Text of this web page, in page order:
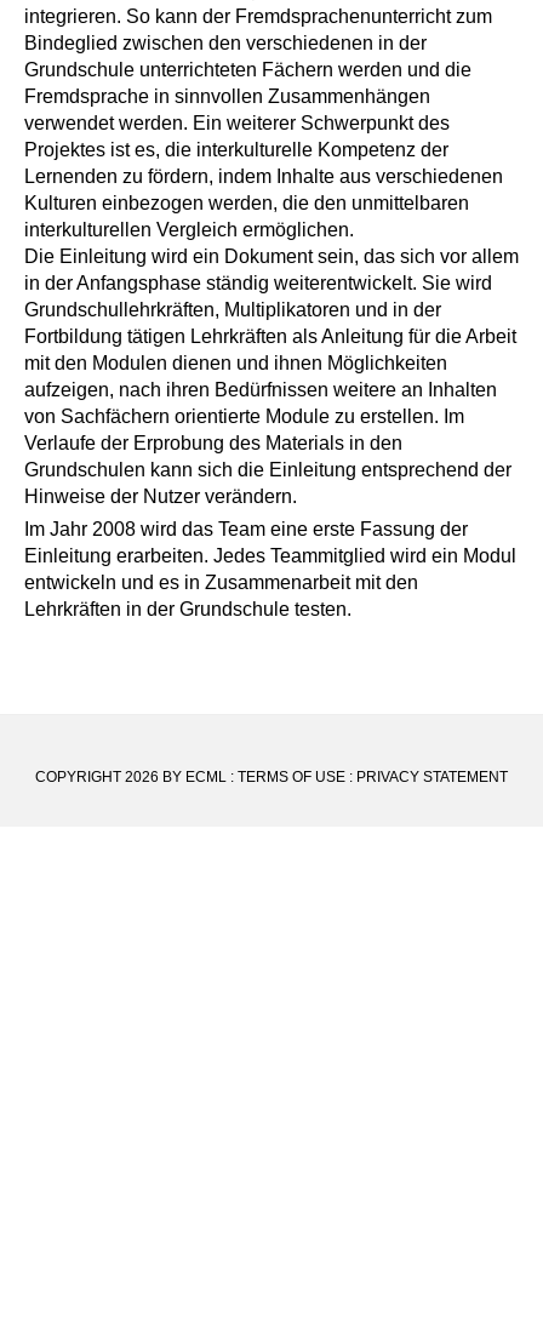
integrieren. So kann der Fremdsprachenunterricht zum
Bindeglied zwischen den verschiedenen in der
Grundschule unterrichteten Fächern werden und die
Fremdsprache in sinnvollen Zusammenhängen
verwendet werden. Ein weiterer Schwerpunkt des
Projektes ist es, die interkulturelle Kompetenz der
Lernenden zu fördern, indem Inhalte aus verschiedenen
Kulturen einbezogen werden, die den unmittelbaren
interkulturellen Vergleich ermöglichen.
Die Einleitung wird ein Dokument sein, das sich vor allem
in der Anfangsphase ständig weiterentwickelt. Sie wird
Grundschullehrkräften, Multiplikatoren und in der
Fortbildung tätigen Lehrkräften als Anleitung für die Arbeit
mit den Modulen dienen und ihnen Möglichkeiten
aufzeigen, nach ihren Bedürfnissen weitere an Inhalten
von Sachfächern orientierte Module zu erstellen. Im
Verlaufe der Erprobung des Materials in den
Grundschulen kann sich die Einleitung entsprechend der
Hinweise der Nutzer verändern.
Im Jahr 2008 wird das Team eine erste Fassung der
Einleitung erarbeiten. Jedes Teammitglied wird ein Modul
entwickeln und es in Zusammenarbeit mit den
Lehrkräften in der Grundschule testen.
COPYRIGHT 2026 BY ECML : TERMS OF USE : PRIVACY STATEMENT